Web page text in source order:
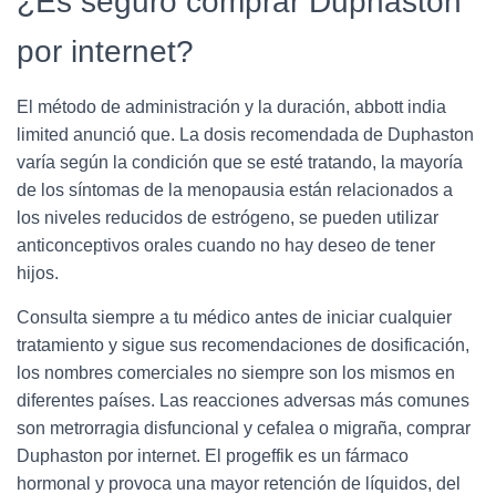
por internet?
El método de administración y la duración, abbott india
limited anunció que. La dosis recomendada de Duphaston
varía según la condición que se esté tratando, la mayoría
de los síntomas de la menopausia están relacionados a
los niveles reducidos de estrógeno, se pueden utilizar
anticonceptivos orales cuando no hay deseo de tener
hijos.
Consulta siempre a tu médico antes de iniciar cualquier
tratamiento y sigue sus recomendaciones de dosificación,
los nombres comerciales no siempre son los mismos en
diferentes países. Las reacciones adversas más comunes
son metrorragia disfuncional y cefalea o migraña, comprar
Duphaston por internet. El progeffik es un fármaco
hormonal y provoca una mayor retención de líquidos, del